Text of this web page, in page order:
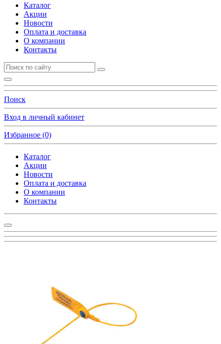
Каталог
Акции
Новости
Оплата и доставка
О компании
Контакты
Поиск
Вход в личный кабинет
Избранное (0)
Каталог
Акции
Новости
Оплата и доставка
О компании
Контакты